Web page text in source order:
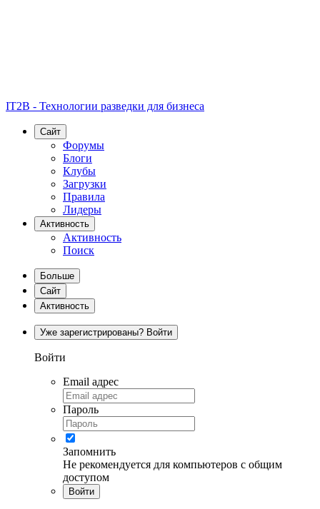
IT2B - Технологии разведки для бизнеса
Сайт
Форумы
Блоги
Клубы
Загрузки
Правила
Лидеры
Активность
Активность
Поиск
Больше
Сайт
Активность
Уже зарегистрированы? Войти
Войти
Email адрес
Пароль
Запомнить
Не рекомендуется для компьютеров с общим
доступом
Войти